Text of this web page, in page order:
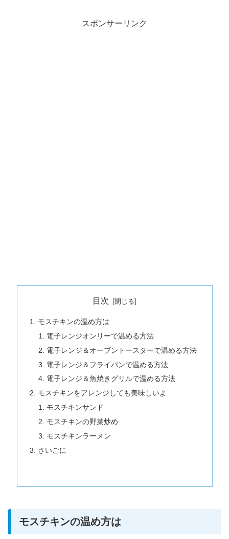
スポンサーリンク
目次
モスチキンの温め方は
電子レンジオンリーで温める方法
電子レンジ＆オーブントースターで温める方法
電子レンジ＆フライパンで温める方法
電子レンジ＆魚焼きグリルで温める方法
モスチキンをアレンジしても美味しいよ
モスチキンサンド
モスチキンの野菜炒め
モスチキンラーメン
さいごに
モスチキンの温め方は